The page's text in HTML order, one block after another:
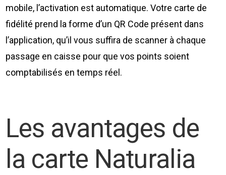
mobile, l’activation est automatique. Votre carte de
fidélité prend la forme d’un QR Code présent dans
l’application, qu’il vous suffira de scanner à chaque
passage en caisse pour que vos points soient
comptabilisés en temps réel.
Les avantages de
la carte Naturalia